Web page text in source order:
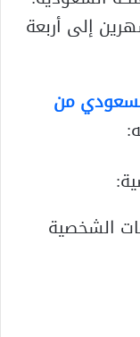
إلى أربعة
من
الشخصية